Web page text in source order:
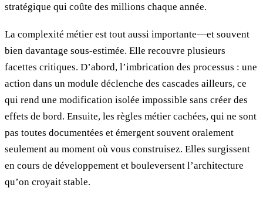
stratégique qui coûte des millions chaque année.
La complexité métier est tout aussi importante—et souvent
bien davantage sous-estimée. Elle recouvre plusieurs
facettes critiques. D’abord, l’imbrication des processus : une
action dans un module déclenche des cascades ailleurs, ce
qui rend une modification isolée impossible sans créer des
effets de bord. Ensuite, les règles métier cachées, qui ne sont
pas toutes documentées et émergent souvent oralement
seulement au moment où vous construisez. Elles surgissent
en cours de développement et bouleversent l’architecture
qu’on croyait stable.